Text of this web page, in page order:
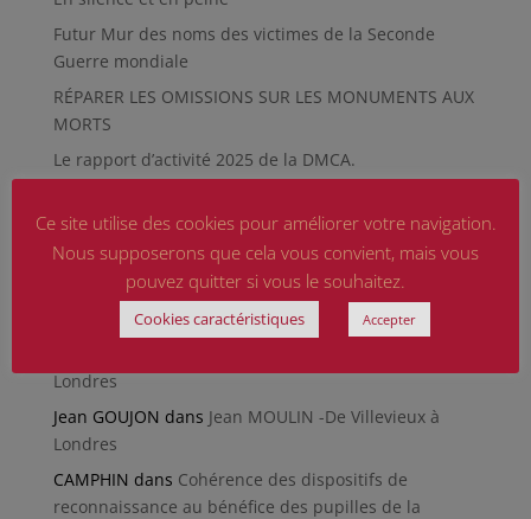
Futur Mur des noms des victimes de la Seconde
Guerre mondiale
RÉPARER LES OMISSIONS SUR LES MONUMENTS AUX
MORTS
Le rapport d’activité 2025 de la DMCA.
Commentaires récents
CAMARA OumardansRetrouver son dossier de
Pupille de la Nation
Londres
Jean GOUJON dans Jean MOULIN -De Villevieux à
Londres
CAMPHIN dans Cohérence des dispositifs de
reconnaissance au bénéfice des pupilles de la
Ce site utilise des cookies pour améliorer votre navigation.
Nous supposerons que cela vous convient, mais vous
pouvez quitter si vous le souhaitez.
Cookies caractéristiques Accepter